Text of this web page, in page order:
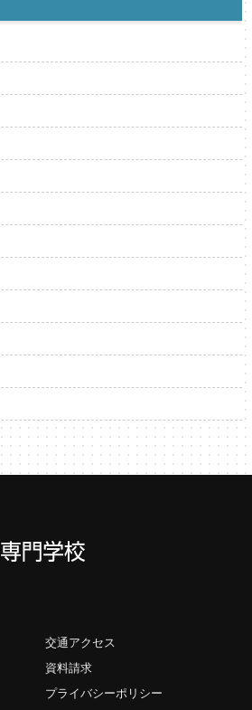
交通アクセス
資料請求
プライバシーポリシー